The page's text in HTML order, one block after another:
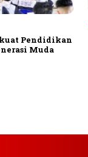
Pendidikan
Muda